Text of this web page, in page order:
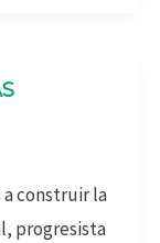
a construir la
progresista